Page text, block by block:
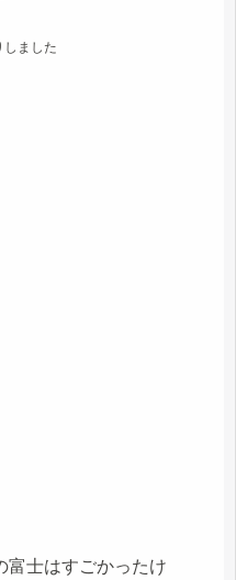
しました
富士はすごかったけ